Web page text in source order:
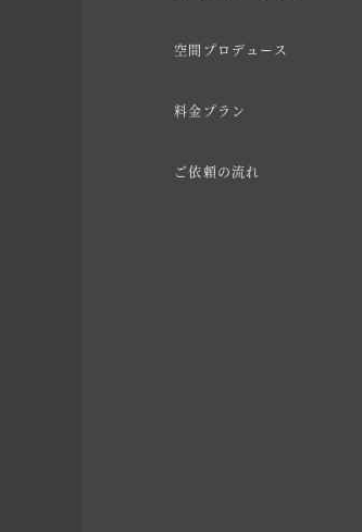
空間プロデュース
料金プラン
ご依頼の流れ